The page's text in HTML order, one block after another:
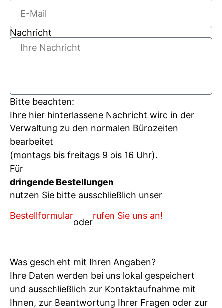
Nachricht
Bitte beachten:
Ihre hier hinterlassene Nachricht wird in der
Verwaltung zu den normalen Bürozeiten
bearbeitet
(montags bis freitags 9 bis 16 Uhr).
Für
dringende Bestellungen
nutzen Sie bitte ausschließlich unser
Bestellformular
oder
rufen Sie uns an!
Was geschieht mit Ihren Angaben?
Ihre Daten werden bei uns lokal gespeichert
und ausschließlich zur Kontaktaufnahme mit
Ihnen, zur Beantwortung Ihrer Fragen oder zur